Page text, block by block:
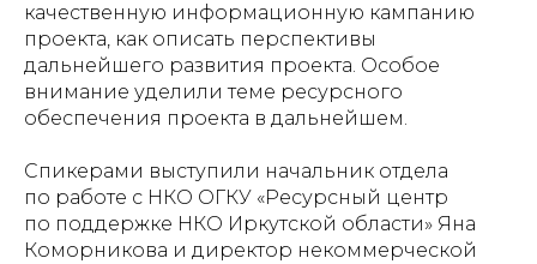
качественную информационную кампанию
проекта, как описать перспективы
дальнейшего развития проекта. Особое
внимание уделили теме ресурсного
обеспечения проекта в дальнейшем.
Спикерами выступили начальник отдела
по работе с НКО ОГКУ «Ресурсный центр
по поддержке НКО Иркутской области» Яна
Коморникова и директор некоммерческой